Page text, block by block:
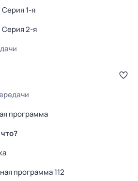
Серия 1-я
Серия 2-я
прогpамма
программа 112